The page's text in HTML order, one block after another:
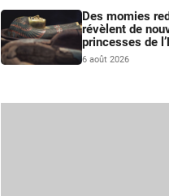
Des momies
révèlent de
princesses de
6 août 2026